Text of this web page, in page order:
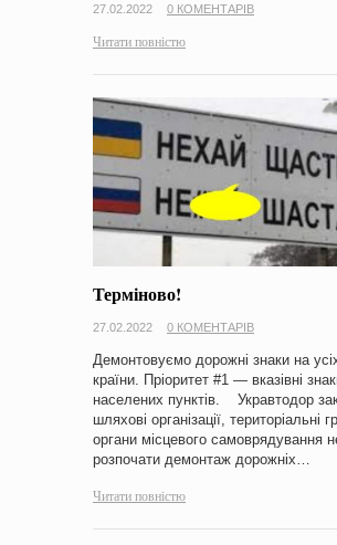
27.02.2022 0 КОМЕНТАРІВ
Читати повністю
Терміново!
27.02.2022 0 КОМЕНТАРІВ
Демонтовуємо дорожні знаки на
країни. Пріоритет #1 — вказівні
населених пунктів. Укравтодор
шляхові організації, територіальні
органи місцевого самоврядування
розпочати демонтаж дорожніх…
Читати повністю